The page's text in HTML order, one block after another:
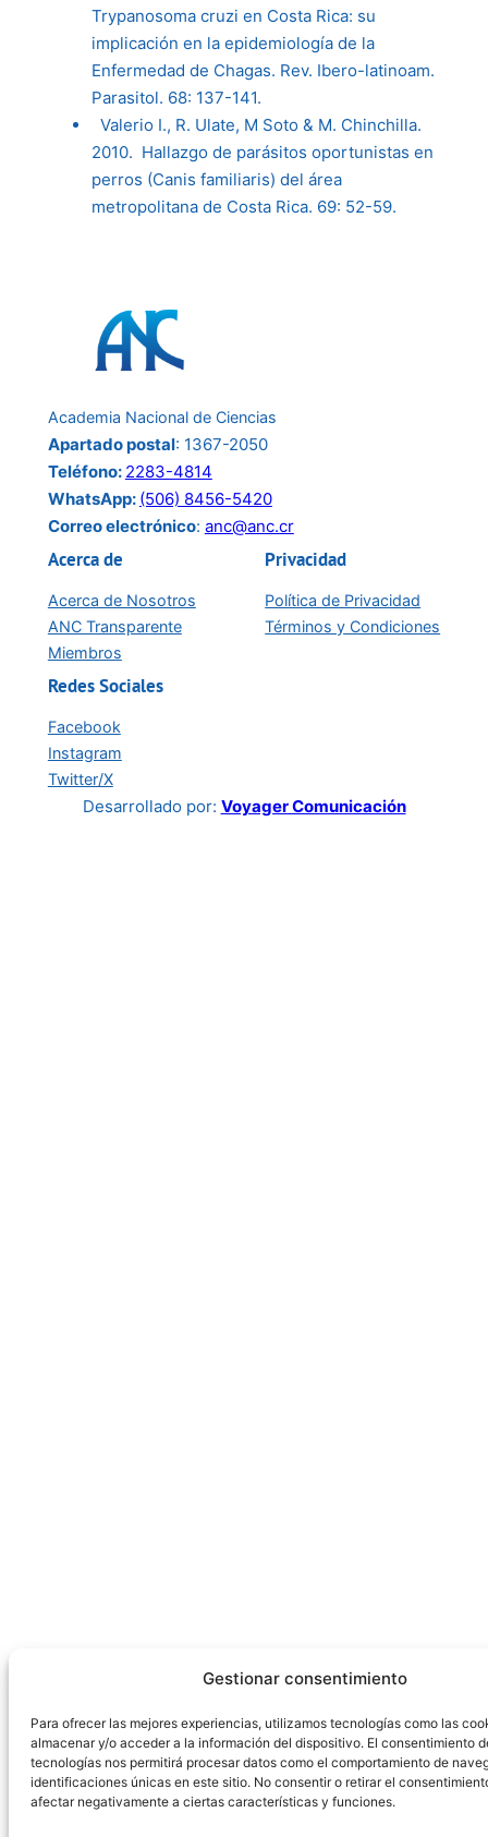
Gestionar consentimiento
Para ofrecer las mejores experiencias, utilizamos tecnologías como las
almacenar y/o acceder a la información del dispositivo. El consentimiento
tecnologías nos permitirá procesar datos como el comportamiento de
identificaciones únicas en este sitio. No consentir o retirar el
afectar negativamente a ciertas características y funciones.
Trypanosoma cruzi en Costa Rica: su
implicación en la epidemiología de la
Enfermedad de Chagas. Rev. Ibero-latinoam.
Parasitol. 68: 137-141.
Valerio I., R. Ulate, M Soto & M. Chinchilla.
2010. Hallazgo de parásitos oportunistas en
perros (Canis familiaris) del área
metropolitana de Costa Rica. 69: 52-59.
Academia Nacional de Ciencias
Apartado postal: 1367-2050
Teléfono: 2283-4814
WhatsApp: (506) 8456-5420
Correo electrónico: anc@anc.cr
Acerca de
Acerca de Nosotros
ANC Transparente
Miembros
Privacidad
Política de Privacidad
Términos y Condiciones
Redes Sociales
Facebook
Instagram
Twitter/X
Desarrollado por: Voyager Comunicación